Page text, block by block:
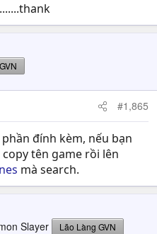
#1,865
đính kèm, nếu bạn
tên game rồi lên
mà search.
Slayer Lão Làng GVN